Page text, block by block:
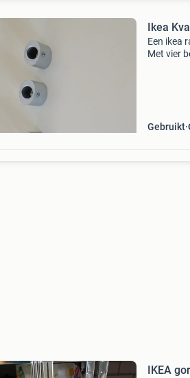
Ikea
Een ikea
Met vier
Gebruikt
IKEA